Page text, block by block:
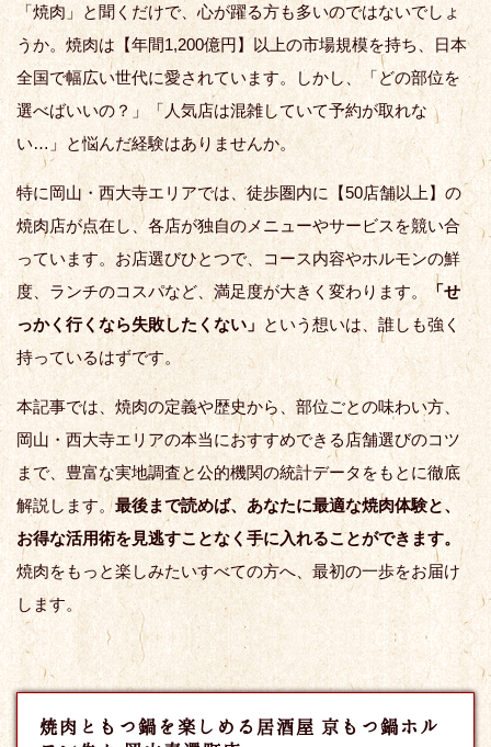
「焼肉」と聞くだけで、心が躍る方も多いのではないでしょ
うか。焼肉は【年間1,200億円】以上の市場規模を持ち、日本
全国で幅広い世代に愛されています。しかし、「どの部位を
選べばいいの？」「人気店は混雑していて予約が取れな
い…」と悩んだ経験はありませんか。
特に岡山・西大寺エリアでは、徒歩圏内に【50店舗以上】の
焼肉店が点在し、各店が独自のメニューやサービスを競い合
っています。お店選びひとつで、コース内容やホルモンの鮮
度、ランチのコスパなど、満足度が大きく変わります。 「せ
っかく行くなら失敗したくない」 という想いは、誰しも強く
持っているはずです。
本記事では、焼肉の定義や歴史から、部位ごとの味わい方、
岡山・西大寺エリアの本当におすすめできる店舗選びのコツ
まで、豊富な実地調査と公的機関の統計データをもとに徹底
解説します。最後まで読めば、あなたに最適な焼肉体験と、
お得な活用術を見逃すことなく手に入れることができます。
焼肉をもっと楽しみたいすべての方へ、最初の一歩をお届け
します。
焼肉ともつ鍋を楽しめる居酒屋 京もつ鍋ホル